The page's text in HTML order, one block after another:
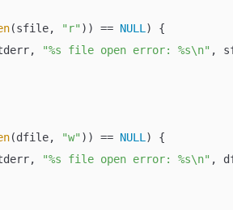
(sfile, "r" )) == NULL ) {
"%s file open error: %s\n" ,
(dfile, "w" )) == NULL ) {
"%s file open error: %s\n" ,